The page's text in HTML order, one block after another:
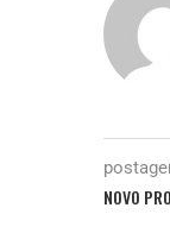
NOVO